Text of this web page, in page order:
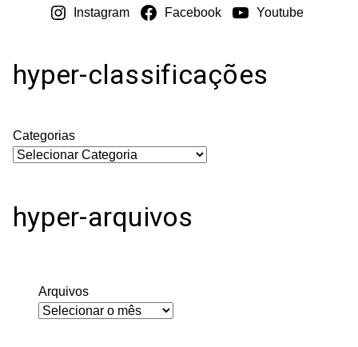
Instagram Facebook Youtube
hyper-classificações
Categorias
hyper-arquivos
Arquivos